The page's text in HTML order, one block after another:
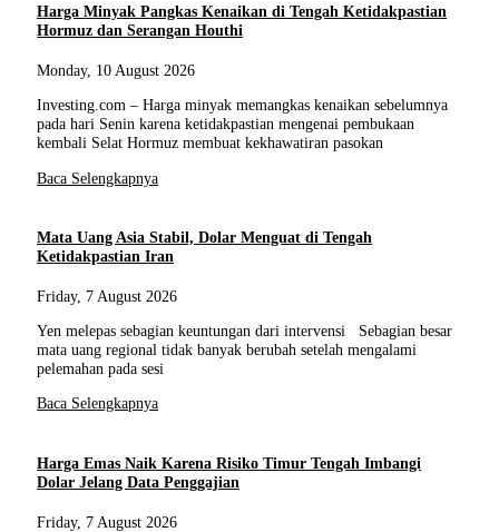
Harga Minyak Pangkas Kenaikan di Tengah Ketidakpastian
Hormuz dan Serangan Houthi
Monday, 10 August 2026
Investing.com – Harga minyak memangkas kenaikan sebelumnya
pada hari Senin karena ketidakpastian mengenai pembukaan
kembali Selat Hormuz membuat kekhawatiran pasokan
Baca Selengkapnya
Mata Uang Asia Stabil, Dolar Menguat di Tengah
Ketidakpastian Iran
Friday, 7 August 2026
Yen melepas sebagian keuntungan dari intervensi Sebagian besar
mata uang regional tidak banyak berubah setelah mengalami
pelemahan pada sesi
Baca Selengkapnya
Harga Emas Naik Karena Risiko Timur Tengah Imbangi
Dolar Jelang Data Penggajian
Friday, 7 August 2026